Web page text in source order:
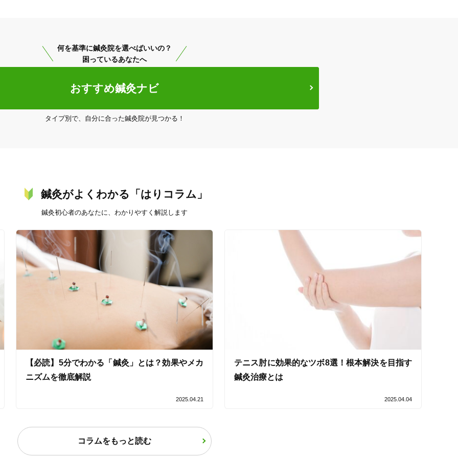
3 件 検索結果を見る
何を基準に鍼灸院を選べばいいの？
困っているあなたへ
おすすめ鍼灸ナビ
タイプ別で、自分に合った鍼灸院が見つかる！
鍼灸がよくわかる「はりコラム」
鍼灸初心者のあなたに、わかりやすく解説します
【必読】5分でわかる「鍼灸」とは？効果やメカ
ニズムを徹底解説
2025.04.21
テニス肘に効果的なツボ8選！根本解決を目指す
鍼灸治療とは
2025.04.04
コラムをもっと読む